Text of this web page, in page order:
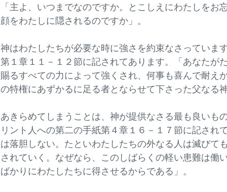
「主よ、いつまでなのですか。とこしえにわたしをお
顔をわたしに隠されるのですか」。
神はわたしたちが必要な時に強さを約束なさってい
第１章１１－１２節に記されてあります。「あなたが
賜るすべての力によって強くされ、何事も喜んで耐え
の特権にあずかるに足る者とならせて下さった父な
あきらめてしまうことは、神が提供なさる最も良い
リント人への第二の手紙第４章１６－１７節に記され
は落胆しない。たといわたしたちの外なる人は滅びて
されていく。なぜなら、このしばらくの軽い患難は働
ばかりにわたしたちに得させるからである」。